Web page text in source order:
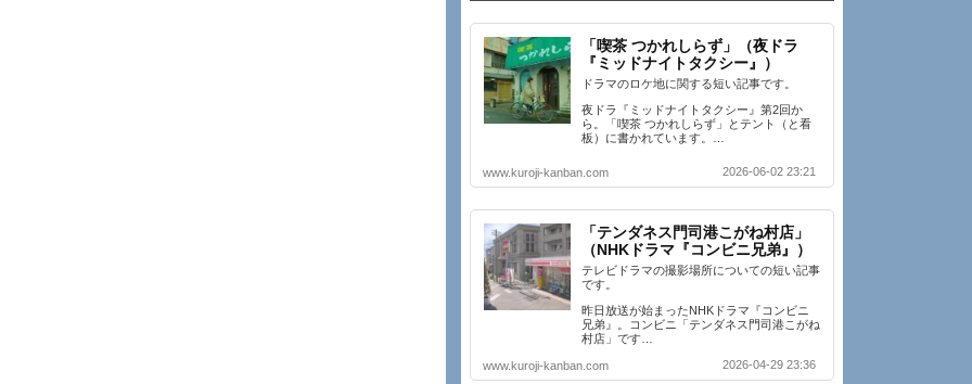
「喫茶 つかれしらず」（夜ドラ
『ミッドナイトタクシー』）
ドラマのロケ地に関する短い記事です。
夜ドラ『ミッドナイトタクシー』第2回か
ら。「喫茶 つかれしらず」とテント（と看
板）に書かれています。…
www.kuroji-kanban.com 2026-06-02 23:21
「テンダネス門司港こがね村店」
（NHKドラマ『コンビニ兄弟』）
テレビドラマの撮影場所についての短い記事
です。
昨日放送が始まったNHKドラマ『コンビニ
兄弟』。コンビニ「テンダネス門司港こがね
村店」です…
www.kuroji-kanban.com 2026-04-29 23:36